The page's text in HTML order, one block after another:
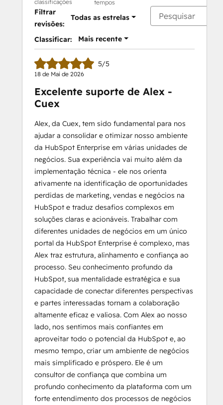
classificações tempos
Filtrar
revisões:
Todas as estrelas
Classificar: Mais recente
5/5
18 de Mai de 2026
Excelente suporte de Alex -
Cuex
Alex, da Cuex, tem sido fundamental para nos
ajudar a consolidar e otimizar nosso ambiente
da HubSpot Enterprise em várias unidades de
negócios. Sua experiência vai muito além da
implementação técnica - ele nos orienta
ativamente na identificação de oportunidades
perdidas de marketing, vendas e negócios na
HubSpot e traduz desafios complexos em
soluções claras e acionáveis. Trabalhar com
diferentes unidades de negócios em um único
portal da HubSpot Enterprise é complexo, mas
Alex traz estrutura, alinhamento e confiança ao
processo. Seu conhecimento profundo da
HubSpot, sua mentalidade estratégica e sua
capacidade de conectar diferentes perspectivas
e partes interessadas tornam a colaboração
altamente eficaz e valiosa. Com Alex ao nosso
lado, nos sentimos mais confiantes em
aproveitar todo o potencial da HubSpot e, ao
mesmo tempo, criar um ambiente de negócios
mais simplificado e próspero. Ele é um
consultor de confiança que combina um
profundo conhecimento da plataforma com um
forte entendimento dos processos de negócios